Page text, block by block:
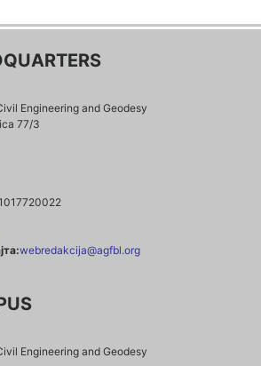
Engineering and Geodesy
77/3
webredakcija@agfbl.org
Engineering and Geodesy